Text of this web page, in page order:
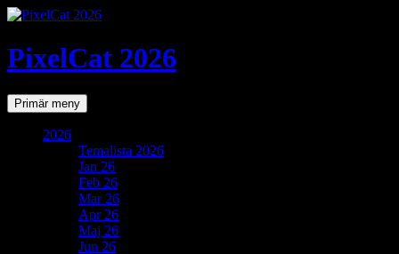
PixelCat 2026
SökPrimär meny Gå
till
2026
Temalista 2026
Jan 26
Feb 26
Mar 26
Apr 26
Maj 26
Jun 26